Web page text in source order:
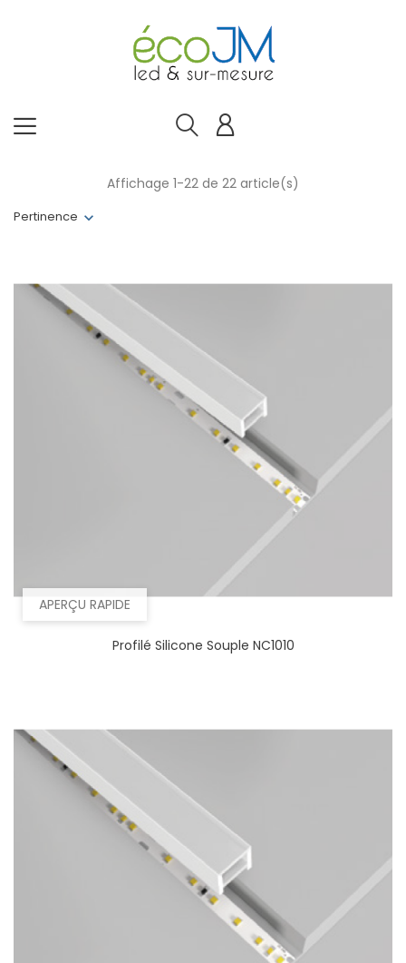
Pertinence
Affichage 1-22 de 22 article(s)
APERÇU RAPIDE
Profilé Silicone Souple NC1010